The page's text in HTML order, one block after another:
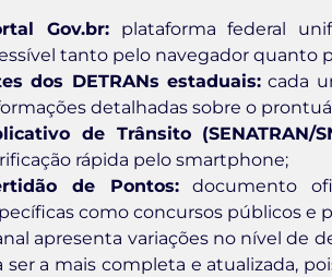
Gov.br:plataforma federal
tanto pelo navegador quanto
dos DETRANs estaduais: cada
detalhadas sobre o
de Trânsito (SENATRAN/
rápida pelo smartphone;
de Pontos:documento
como concursos públicos e
apresenta variações no nível de
ser a mais completa e atualizada,